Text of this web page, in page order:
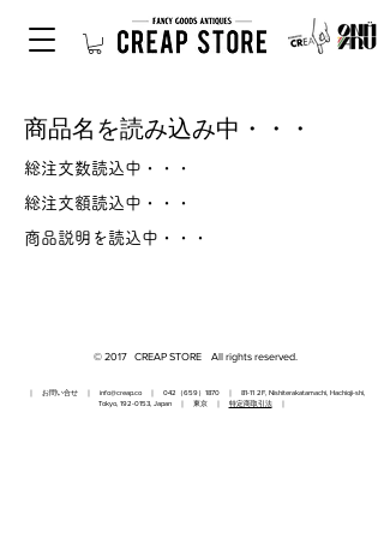
商品名を読み込み中・・・
総注文数読込中・・・
総注文額読込中・・・
商品説明を読込中・・・
© 2017 CREAP STORE All rights reserved.
｜ お問い合せ ｜ info@creap.co｜ 042（659）1870 ｜ 81-11 2F, Nishiterakatamachi, Hachioji-shi,
Tokyo, 192-0153, Japan ｜ 東京 ｜ 特定商取引法｜